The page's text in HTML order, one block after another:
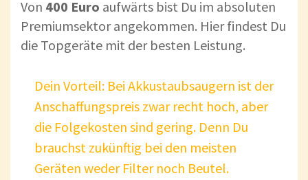
Von 400 Euro aufwärts bist Du im absoluten
Premiumsektor angekommen. Hier findest Du
die Topgeräte mit der besten Leistung.
Dein Vorteil: Bei Akkustaubsaugern ist der
Anschaffungspreis zwar recht hoch, aber
die Folgekosten sind gering. Denn Du
brauchst zukünftig bei den meisten
Geräten weder Filter noch Beutel.